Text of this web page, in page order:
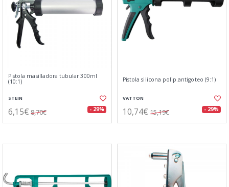
Pistola masilladora tubular 300ml
(10:1)
STEIN
6,15€ 8,70€ - 29%
Pistola silicona polip.antigoteo (9:1)
VATTON
10,74€ 15,19€ - 29%